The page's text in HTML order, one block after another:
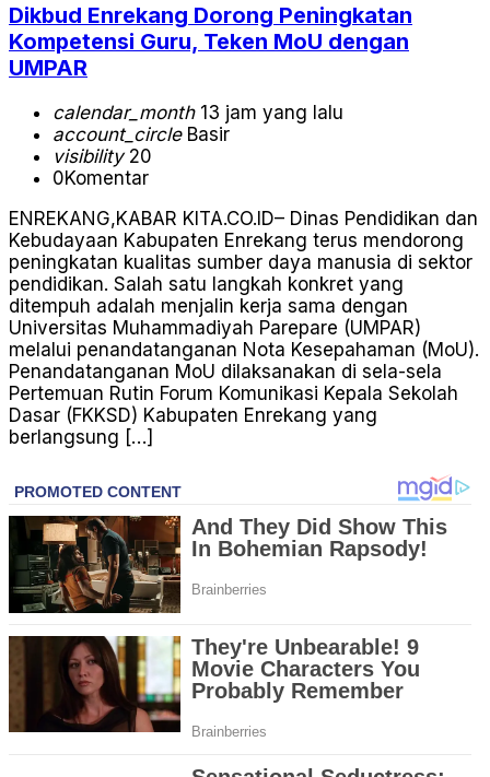
Dikbud Enrekang Dorong Peningkatan
Kompetensi Guru, Teken MoU dengan
UMPAR
calendar_month13 jam yang lalu
account_circleBasir
visibility20
0Komentar
ENREKANG,KABAR KITA.CO.ID– Dinas Pendidikan dan
Kebudayaan Kabupaten Enrekang terus mendorong
peningkatan kualitas sumber daya manusia di sektor
pendidikan. Salah satu langkah konkret yang
ditempuh adalah menjalin kerja sama dengan
Universitas Muhammadiyah Parepare (UMPAR)
melalui penandatanganan Nota Kesepahaman (MoU).
Penandatanganan MoU dilaksanakan di sela-sela
Pertemuan Rutin Forum Komunikasi Kepala Sekolah
Dasar (FKKSD) Kabupaten Enrekang yang
berlangsung […]